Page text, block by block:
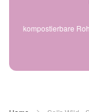
kompostierbare